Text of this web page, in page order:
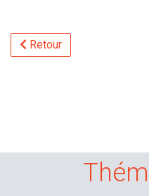
Retour